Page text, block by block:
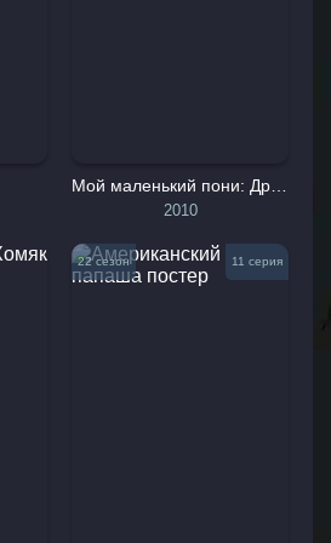
Мой маленький пони: Дружба - это чудо
2010
22 сезон 11 серия